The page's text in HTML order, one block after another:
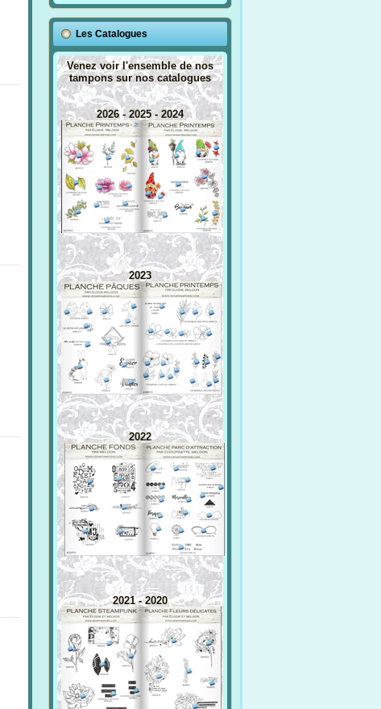
Les Catalogues
Venez voir l'ensemble de nos
tampons sur nos catalogues
2026 - 2025 - 2024
2023
2022
2021 - 2020